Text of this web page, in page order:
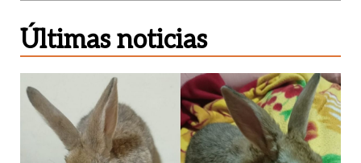
Últimas noticias